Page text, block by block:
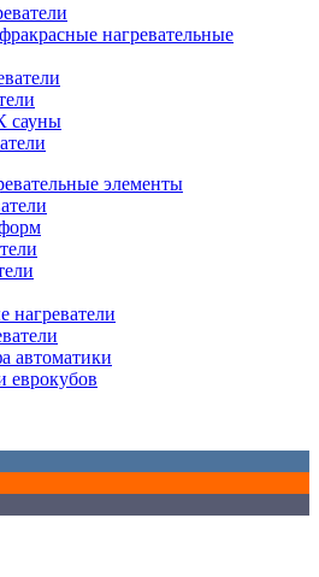
нагревательные
сауны
элементы
нагреватели
автоматики
еврокубов